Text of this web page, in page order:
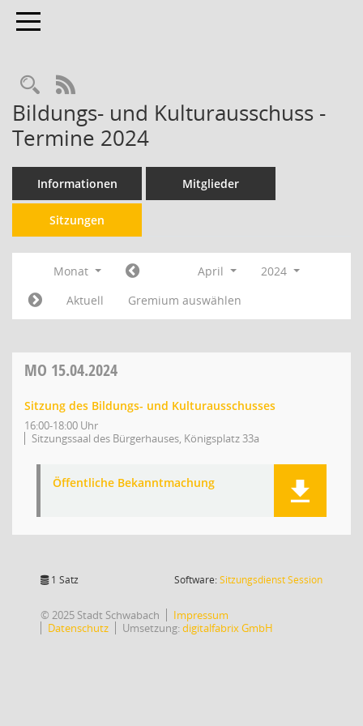
Toggle navigation
RSS-Feed
Bildungs- und Kulturausschuss -
Termine 2024
Informationen Mitglieder
Sitzungen
Monat April
2024
Aktuell
Gremium auswählen
MO 15.04.2024
Sitzung des Bildungs- und Kulturausschusses
16:00-18:00 Uhr
Sitzungssaal des Bürgerhauses, Königsplatz 33a
Öffentliche Bekanntmachung
1 Satz Software:SitzungsdienstSession(Wird in
© 2025 Stadt Schwabach
Impressum
Datenschutz
Umsetzung:digitalfabrix GmbH